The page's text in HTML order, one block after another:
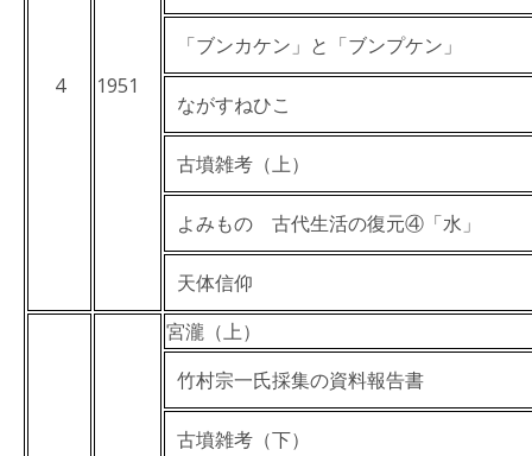
4 1951
「ブンカケン」と「ブンプケン」
ながすねひこ
古墳雑考（上）
よみもの 古代生活の復元④「水」
天体信仰
宮瀧（上）
竹村宗一氏採集の資料報告書
古墳雑考（下）